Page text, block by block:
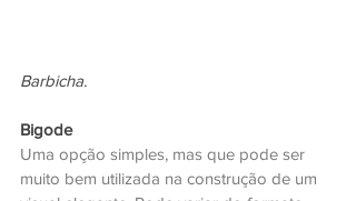
Barbicha.
Bigode
Uma opção simples, mas que pode ser
muito bem utilizada na construção de um